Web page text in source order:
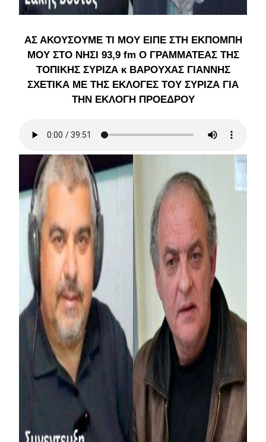
ΑΣ ΑΚΟΥΣΟΥΜΕ ΤΙ ΜΟΥ ΕΙΠΕ ΣΤΗ ΕΚΠΟΜΠΗ
ΜΟΥ ΣΤΟ ΝΗΣΙ 93,9 fm Ο ΓΡΑΜΜΑΤΕΑΣ ΤΗΣ
ΤΟΠΙΚΗΣ ΣΥΡΙΖΑ κ ΒΑΡΟΥΧΑΣ ΓΙΑΝΝΗΣ
ΣΧΕΤΙΚΑ ΜΕ ΤΗΣ ΕΚΛΟΓΕΣ ΤΟΥ ΣΥΡΙΖΑ ΓΙΑ
ΤΗΝ ΕΚΛΟΓΗ ΠΡΟΕΔΡΟΥ